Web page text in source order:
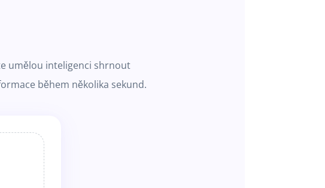
umělou inteligenci shrnout
během několika sekund.